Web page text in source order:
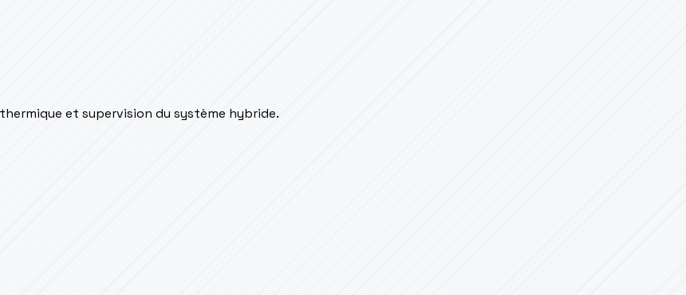
thermique et supervision du système hybride.